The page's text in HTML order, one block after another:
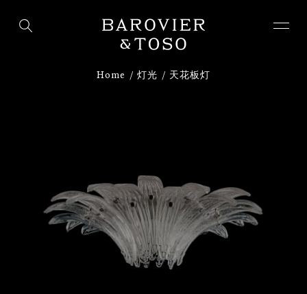
Home 灯光 天花板灯
下载